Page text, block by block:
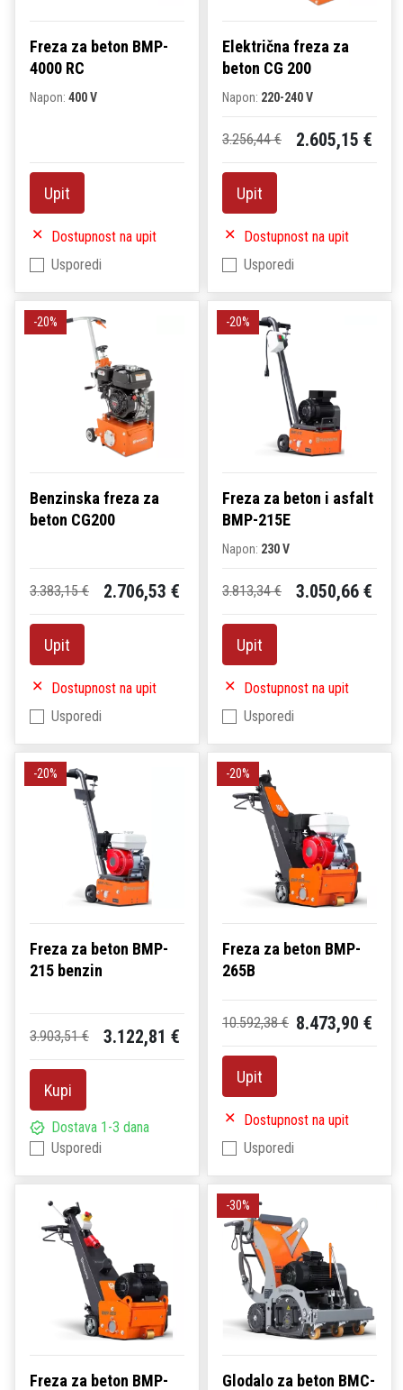
Freza za beton BMP-
4000 RC
Napon: 400 V
Upit
Dostupnost na upit
Usporedi
Električna freza za
beton CG 200
Napon: 220-240 V
3.256,44 € 2.605,15 €
Upit
Dostupnost na upit
Usporedi
Benzinska freza za
beton CG200
3.383,15 € 2.706,53 €
Upit
Dostupnost na upit
Usporedi
-20%
Freza za beton i asfalt
BMP-215E
Napon: 230 V
3.813,34 € 3.050,66 €
Upit
Dostupnost na upit
Usporedi
-20%
Freza za beton BMP-
215 benzin
3.903,51 € 3.122,81 €
Kupi
Dostava 1-3 dana
Usporedi
-20%
Freza za beton BMP-
265B
10.592,38 € 8.473,90 €
Upit
Dostupnost na upit
Usporedi
-20%
Freza za beton BMP- Glodalo za beton BMC-
-30%